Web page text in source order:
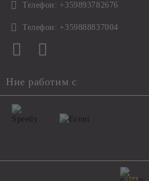
Телефон: +359893782676
Телефон: +359888837004
Ние работим с
GDPR